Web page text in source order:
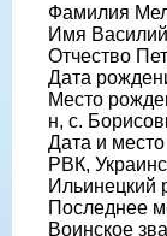
Фамилия
Имя Василий
Отчество
Дата
Место
н, с.
Дата и
РВК,
Ильинецкий
Последнее
Воинское